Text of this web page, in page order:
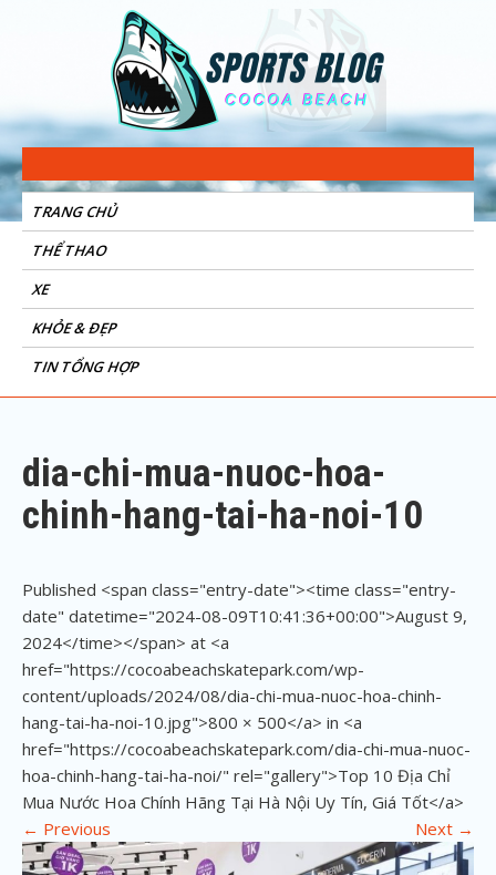
Sports Blog
Cocoa Beach
TRANG CHỦ
THỂ THAO
XE
KHỎE & ĐẸP
TIN TỔNG HỢP
dia-chi-mua-nuoc-hoa-
chinh-hang-tai-ha-noi-10
Published <span class="entry-date"><time class="entry-
date" datetime="2024-08-09T10:41:36+00:00">August 9,
2024</time></span> at <a
href="https://cocoabeachskatepark.com/wp-
content/uploads/2024/08/dia-chi-mua-nuoc-hoa-chinh-
hang-tai-ha-noi-10.jpg">800 × 500</a> in <a
href="https://cocoabeachskatepark.com/dia-chi-mua-nuoc-
hoa-chinh-hang-tai-ha-noi/" rel="gallery">Top 10 Địa Chỉ
Mua Nước Hoa Chính Hãng Tại Hà Nội Uy Tín, Giá Tốt</a>
← Previous Next →